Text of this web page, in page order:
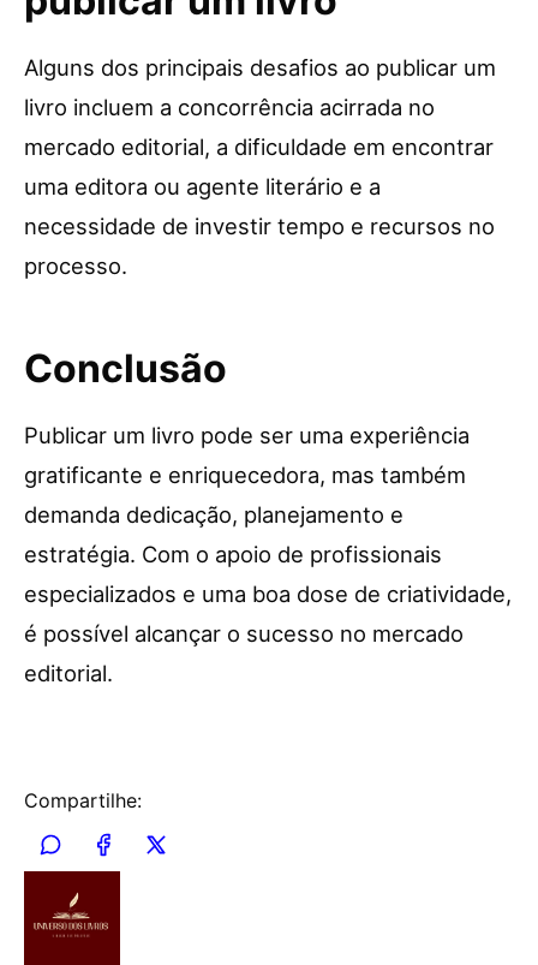
Alguns dos principais desafios ao publicar um
livro incluem a concorrência acirrada no
mercado editorial, a dificuldade em encontrar
uma editora ou agente literário e a
necessidade de investir tempo e recursos no
processo.
Conclusão
Publicar um livro pode ser uma experiência
gratificante e enriquecedora, mas também
demanda dedicação, planejamento e
estratégia. Com o apoio de profissionais
especializados e uma boa dose de criatividade,
é possível alcançar o sucesso no mercado
editorial.
Compartilhe: